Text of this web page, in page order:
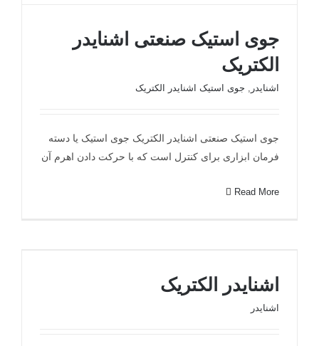
جوی استیک صنعتی اشنایدر الکتریک
جوی استیک صنعتی اشنایدر
الکتریک
اشنایدر , جوی استیک اشنایدر الکتریک
جوی استیک صنعتی اشنایدر الکتریک جوی استیک یا دسته
فرمان ابزاری برای کنترل است که با حرکت دادن اهرم آن
Read More
اشنایدر الکتریک
اشنایدر